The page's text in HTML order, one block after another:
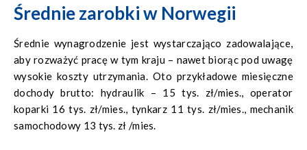
Średnie zarobki w Norwegii
Średnie wynagrodzenie jest wystarczająco zadowalające,
aby rozważyć pracę w tym kraju – nawet biorąc pod uwagę
wysokie koszty utrzymania. Oto przykładowe miesięczne
dochody brutto: hydraulik – 15 tys. zł/mies., operator
koparki 16 tys. zł/mies., tynkarz 11 tys. zł/mies., mechanik
samochodowy 13 tys. zł /mies.